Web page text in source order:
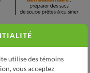
utilise des témoins
vous acceptez